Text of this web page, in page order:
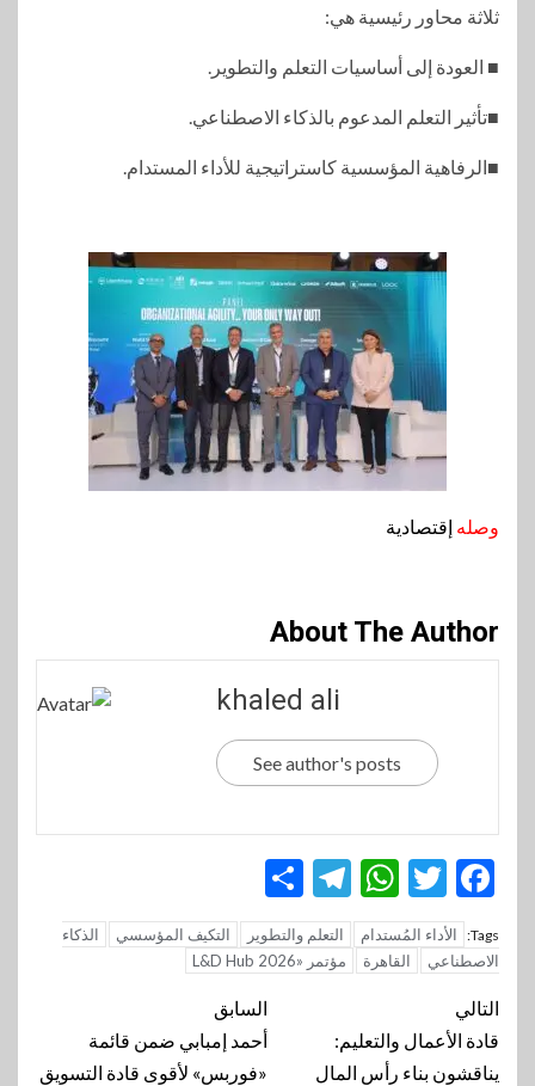
ثلاثة محاور رئيسية هي:
■ العودة إلى أساسيات التعلم والتطوير.
■تأثير التعلم المدعوم بالذكاء الاصطناعي.
■الرفاهية المؤسسية كاستراتيجية للأداء المستدام.
وصله إقتصادية
About The Author
khaled ali
See author's posts
Facebook
Twitter
WhatsApp
Telegram
Tags: الأداء المُستدام التعلم والتطوير التكيف المؤسسي
الذكاء
الاصطناعي
القاهرة مؤتمر «L&D Hub 2026
تنقل
المقالة
السابق
أحمد إمبابي ضمن قائمة
«فوربس» لأقوى قادة التسويق
التالي
قادة الأعمال والتعليم:
يناقشون بناء رأس المال